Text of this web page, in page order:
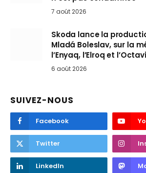
7 août 2026
Skoda lance la
Mladá Boleslav, sur la
l’Enyaq, l’Elroq et
6 août 2026
SUIVEZ-NOUS
Facebook
Twitter
LinkedIn